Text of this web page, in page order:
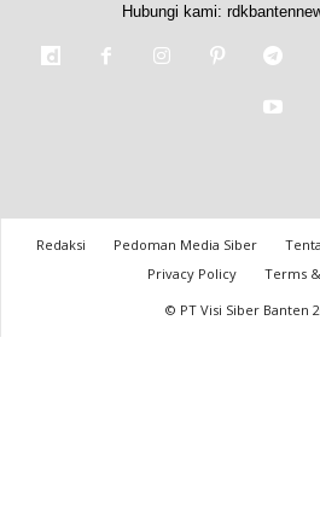
Hubungi kami:
Redaksi Pedoman Media Siber
Privacy Policy
Terms
© PT Visi Siber Banten